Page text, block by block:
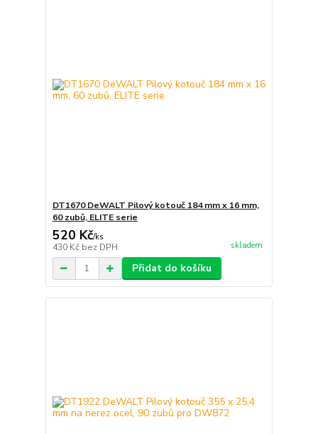
DT1670 DeWALT Pilový kotouč 184 mm x 16 mm,
60 zubů, ELITE serie
520 Kč/ks
430 Kč bez DPH skladem
Přidat do košíku